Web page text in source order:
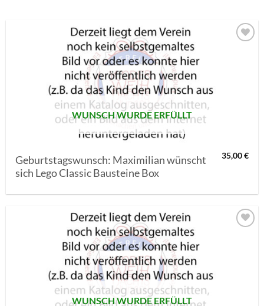
WUNSCH WURDE ERFÜLLT
Geburtstagswunsch: Maximilian wünscht
sich Lego Classic Bausteine Box
35,00€
WUNSCH WURDE ERFÜLLT